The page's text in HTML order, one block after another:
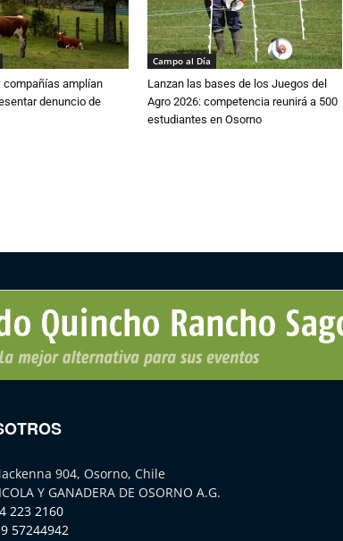
compañías amplían
denuncio de
Campo al Día
Lanzan las bases de los Juegos del
Agro 2026: competencia reunirá a 500
estudiantes en Osorno
904, Osorno, Chile
Y GANADERA DE OSORNO A.G.
223 2160
57244942